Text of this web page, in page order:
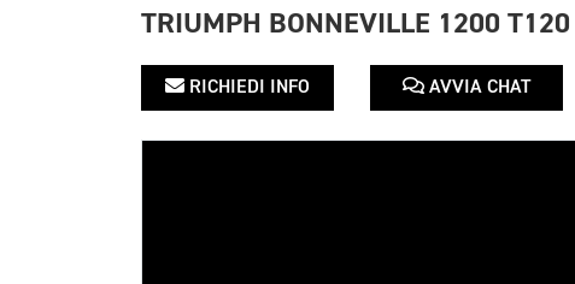
TRIUMPH BONNEVILLE 1200 T120
RICHIEDI INFO AVVIA CHAT